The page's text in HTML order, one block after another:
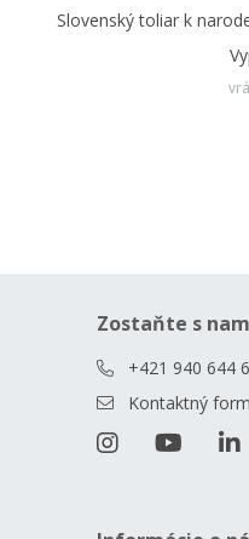
Slovenský toliar k
Zostaňte s
+421 940 644
Kontaktný